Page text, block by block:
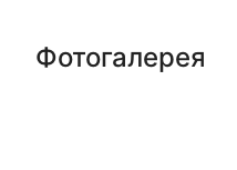
Фотогалерея